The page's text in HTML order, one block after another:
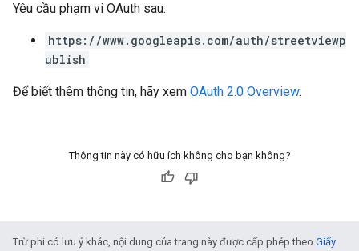
Yêu cầu phạm vi OAuth sau:
https://www.googleapis.com/auth/streetviewp
ublish
Để biết thêm thông tin, hãy xem OAuth 2.0 Overview.
Thông tin này có hữu ích không cho bạn không?
Trừ phi có lưu ý khác, nội dung của trang này được cấp phép theo Giấy